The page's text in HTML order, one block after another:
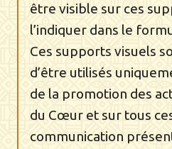
être visible sur ces
l’indiquer dans le
Ces supports visuels
d’être utilisés
de la promotion des
du Cœur et sur tous
communication